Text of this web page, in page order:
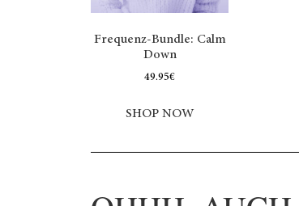
Frequenz-Bundle: Calm
Down
49.95€
SHOP NOW